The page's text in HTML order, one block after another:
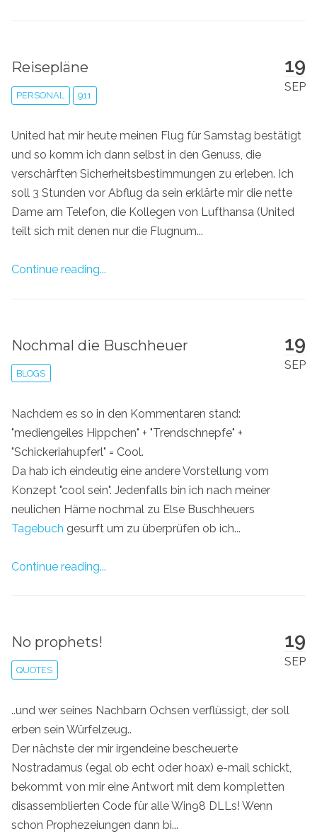
19
SEP
Reisepläne
PERSONAL 911
United hat mir heute meinen Flug für Samstag bestätigt
und so komm ich dann selbst in den Genuss, die
verschärften Sicherheitsbestimmungen zu erleben. Ich
soll 3 Stunden vor Abflug da sein erklärte mir die nette
Dame am Telefon, die Kollegen von Lufthansa (United
teilt sich mit denen nur die Flugnum...
Continue reading...
19
SEP
Nochmal die Buschheuer
BLOGS
Nachdem es so in den Kommentaren stand:
"mediengeiles Hippchen" + "Trendschnepfe" +
"Schickeriahupferl" = Cool.
Da hab ich eindeutig eine andere Vorstellung vom
Konzept "cool sein". Jedenfalls bin ich nach meiner
neulichen Häme nochmal zu Else Buschheuers
Tagebuch gesurft um zu überprüfen ob ich...
Continue reading...
19
SEP
No prophets!
QUOTES
..und wer seines Nachbarn Ochsen verflüssigt, der soll
erben sein Würfelzeug..
Der nächste der mir irgendeine bescheuerte
Nostradamus (egal ob echt oder hoax) e-mail schickt,
bekommt von mir eine Antwort mit dem kompletten
disassemblierten Code für alle Win98 DLLs! Wenn
schon Prophezeiungen dann bi...